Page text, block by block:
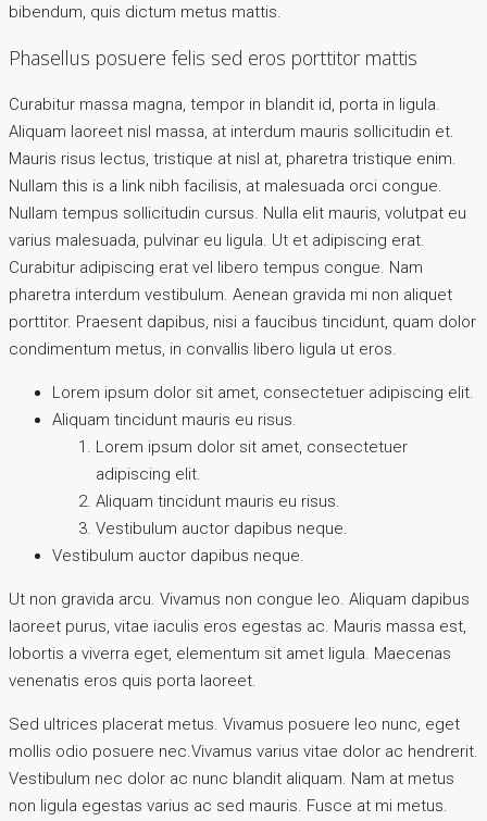
bibendum, quis dictum metus mattis.
Phasellus posuere felis sed eros porttitor mattis
Curabitur massa magna, tempor in blandit id, porta in ligula.
Aliquam laoreet nisl massa, at interdum mauris sollicitudin et.
Mauris risus lectus, tristique at nisl at, pharetra tristique enim.
Nullam this is a link nibh facilisis, at malesuada orci congue.
Nullam tempus sollicitudin cursus. Nulla elit mauris, volutpat eu
varius malesuada, pulvinar eu ligula. Ut et adipiscing erat.
Curabitur adipiscing erat vel libero tempus congue. Nam
pharetra interdum vestibulum. Aenean gravida mi non aliquet
porttitor. Praesent dapibus, nisi a faucibus tincidunt, quam dolor
condimentum metus, in convallis libero ligula ut eros.
Lorem ipsum dolor sit amet, consectetuer adipiscing elit.
Aliquam tincidunt mauris eu risus.
Lorem ipsum dolor sit amet, consectetuer
adipiscing elit.
Aliquam tincidunt mauris eu risus.
Vestibulum auctor dapibus neque.
Vestibulum auctor dapibus neque.
Ut non gravida arcu. Vivamus non congue leo. Aliquam dapibus
laoreet purus, vitae iaculis eros egestas ac. Mauris massa est,
lobortis a viverra eget, elementum sit amet ligula. Maecenas
venenatis eros quis porta laoreet.
Sed ultrices placerat metus. Vivamus posuere leo nunc, eget
mollis odio posuere nec.Vivamus varius vitae dolor ac hendrerit.
Vestibulum nec dolor ac nunc blandit aliquam. Nam at metus
non ligula egestas varius ac sed mauris. Fusce at mi metus.